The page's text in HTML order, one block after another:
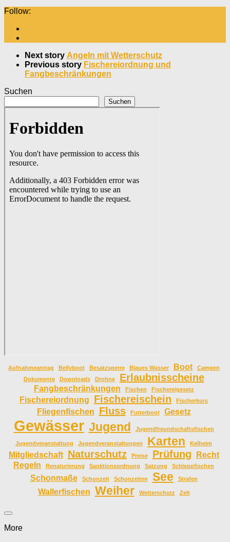
Follow:
Next story Angeln mit Wetterschutz
Previous story Fischereiordnung und
Fangbeschränkungen
Suchen
Suchen
Aufnahmeantrag Bellyboot Besatzsperre Blaues Wasser Boot
Campen
Dokumente
Downloads Drohne Erlaubnisscheine
Fangbeschränkungen Fischen Fischereigesetz
Fischereiordnung Fischereischein Fischerkurs
Fliegenfischen Fluss Futterboot Gesetz
Gewässer Jugend Jugendfreundschaftsfischen
Jugendveranstaltung Jugendveranstaltungen Karten Kelheim
Mitgliedschaft Naturschutz Preise Prüfung
Recht
Regeln
Renaturierung Sanktionsordnung Satzung Schleppfischen
Schonmaße Schonzeit Schonzeiten See Strafen
Wallerfischen Weiher Wetterschutz Zelt
More